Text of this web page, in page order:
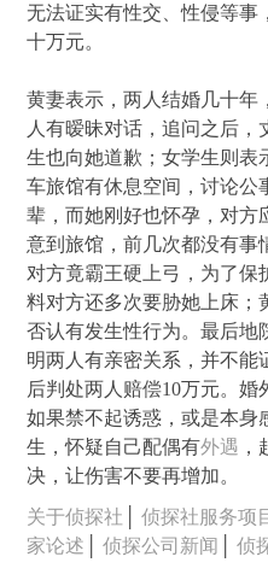
无法证实有性交、性侵等事
十万元。
黄妻表示，两人结婚几十年
人有暧昧对话，追问之后
生也向她道歉；女学生则表
车旅馆有休息空间，讨论公
辈，而她刚好也怀孕，对方
意到旅馆，前几次都没有事
对方竟霸王硬上弓，为了保
料对方还多次要胁她上床；
否认有发生性行为。最后地
明两人有亲密关系，并不能
后判处两人赔偿10万元。婚
如果禁不起诱惑，或是本身
生，怀疑自己配偶有外遇
决，让伤害不要再增加。
关于侦探社 │侦探社服务项
家论述 │侦探公司新闻 │侦